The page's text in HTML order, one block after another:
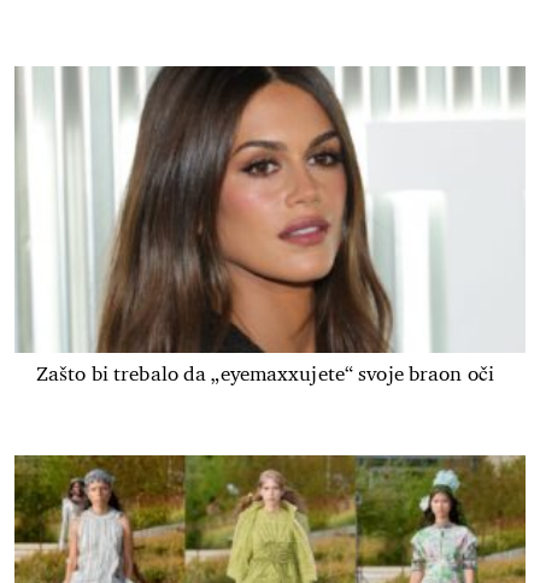
Zašto bi trebalo da „eyemaxxujete“ svoje braon oči